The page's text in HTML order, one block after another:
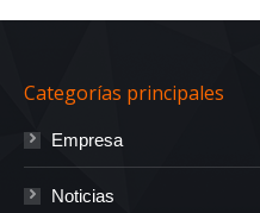
Categorías principales
Empresa
Noticias